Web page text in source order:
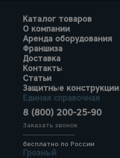
Каталог товаров
О компании
Аренда оборудования
Франшиза
Доставка
Контакты
Статьи
Защитные конструкции
Единая справочная
8 (800) 200-25-90
Заказать звонок
бесплатно по России
Грозный